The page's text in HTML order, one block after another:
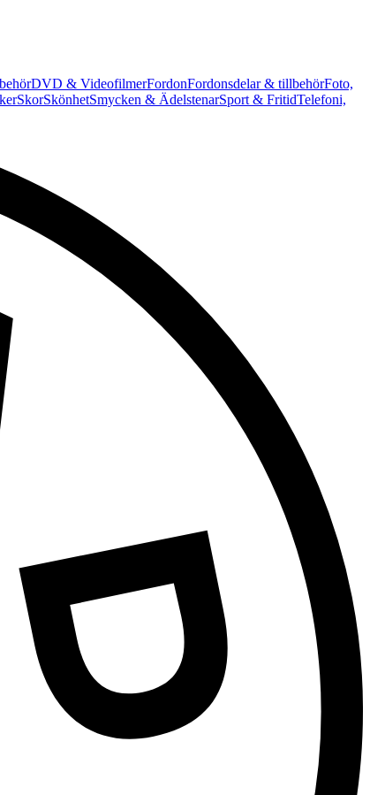
DVD & VideofilmerFordonFordonsdelar & tillbehörFoto,
SkorSkönhetSmycken & ÄdelstenarSport & FritidTelefoni,